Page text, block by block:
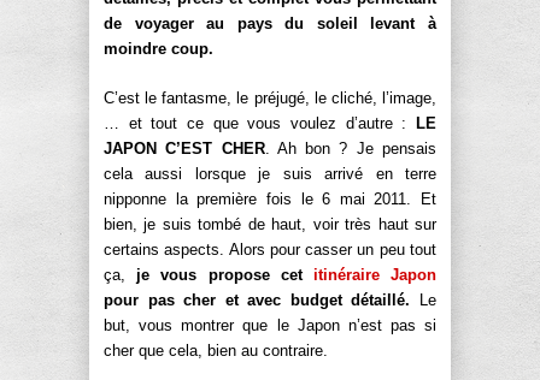
de voyager au pays du soleil levant à
moindre coup.
C’est le fantasme, le préjugé, le cliché, l’image,
… et tout ce que vous voulez d’autre :
LE
JAPON C’EST CHER. Ah bon ? Je pensais
cela aussi lorsque je suis arrivé en terre
nipponne la première fois le 6 mai 2011. Et
bien, je suis tombé de haut, voir très haut sur
certains aspects. Alors pour casser un peu tout
ça, je vous propose cet itinéraire Japon
pour pas cher et avec budget détaillé. Le
but, vous montrer que le Japon n’est pas si
cher que cela, bien au contraire.